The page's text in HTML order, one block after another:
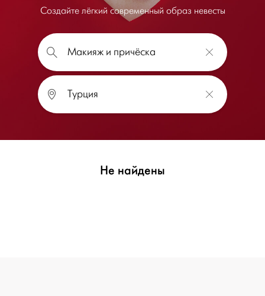
Создайте лёгкий современный образ невесты
Не найдены